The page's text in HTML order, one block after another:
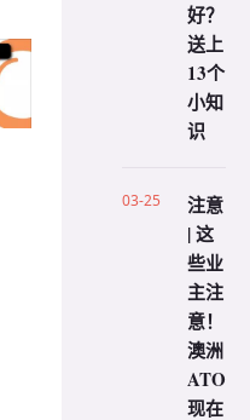
好？
送上
13个
小知
识
03-25
注意
| 这
些业
主注
意！
澳洲
ATO
现在